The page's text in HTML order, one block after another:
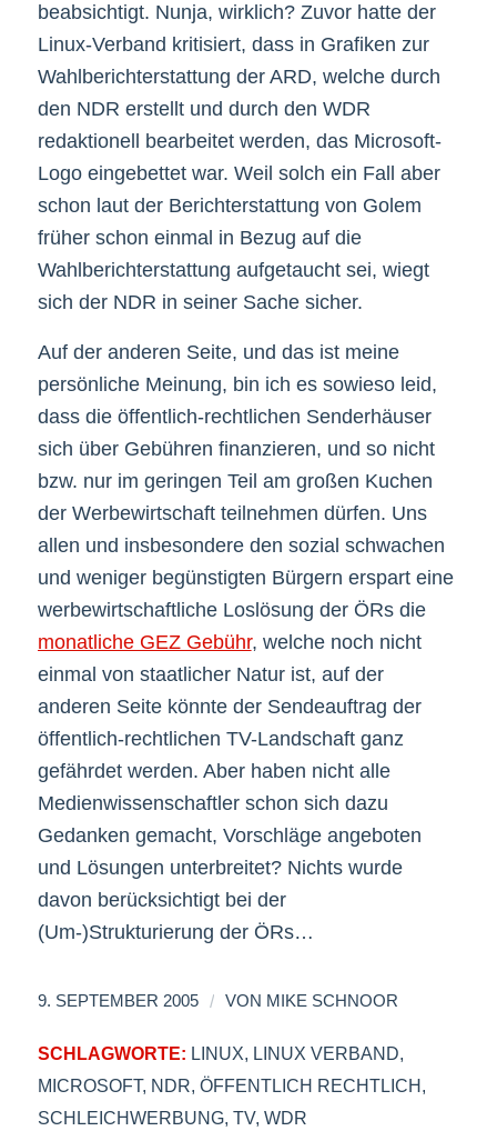
beabsichtigt. Nunja, wirklich? Zuvor hatte der
Linux-Verband kritisiert, dass in Grafiken zur
Wahlberichterstattung der ARD, welche durch
den NDR erstellt und durch den WDR
redaktionell bearbeitet werden, das Microsoft-
Logo eingebettet war. Weil solch ein Fall aber
schon laut der Berichterstattung von Golem
früher schon einmal in Bezug auf die
Wahlberichterstattung aufgetaucht sei, wiegt
sich der NDR in seiner Sache sicher.
Auf der anderen Seite, und das ist meine
persönliche Meinung, bin ich es sowieso leid,
dass die öffentlich-rechtlichen Senderhäuser
sich über Gebühren finanzieren, und so nicht
bzw. nur im geringen Teil am großen Kuchen
der Werbewirtschaft teilnehmen dürfen. Uns
allen und insbesondere den sozial schwachen
und weniger begünstigten Bürgern erspart eine
werbewirtschaftliche Loslösung der ÖRs die
monatliche GEZ Gebühr, welche noch nicht
einmal von staatlicher Natur ist, auf der
anderen Seite könnte der Sendeauftrag der
öffentlich-rechtlichen TV-Landschaft ganz
gefährdet werden. Aber haben nicht alle
Medienwissenschaftler schon sich dazu
Gedanken gemacht, Vorschläge angeboten
und Lösungen unterbreitet? Nichts wurde
davon berücksichtigt bei der
(Um-)Strukturierung der ÖRs…
9. SEPTEMBER 2005 / VON MIKE SCHNOOR
SCHLAGWORTE: LINUX, LINUX VERBAND,
MICROSOFT, NDR, ÖFFENTLICH RECHTLICH,
SCHLEICHWERBUNG, TV, WDR